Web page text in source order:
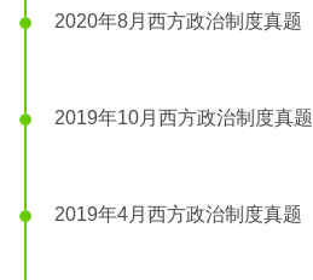
2020年8月西方政治制度真题
2019年10月西方政治制度真题
2019年4月西方政治制度真题